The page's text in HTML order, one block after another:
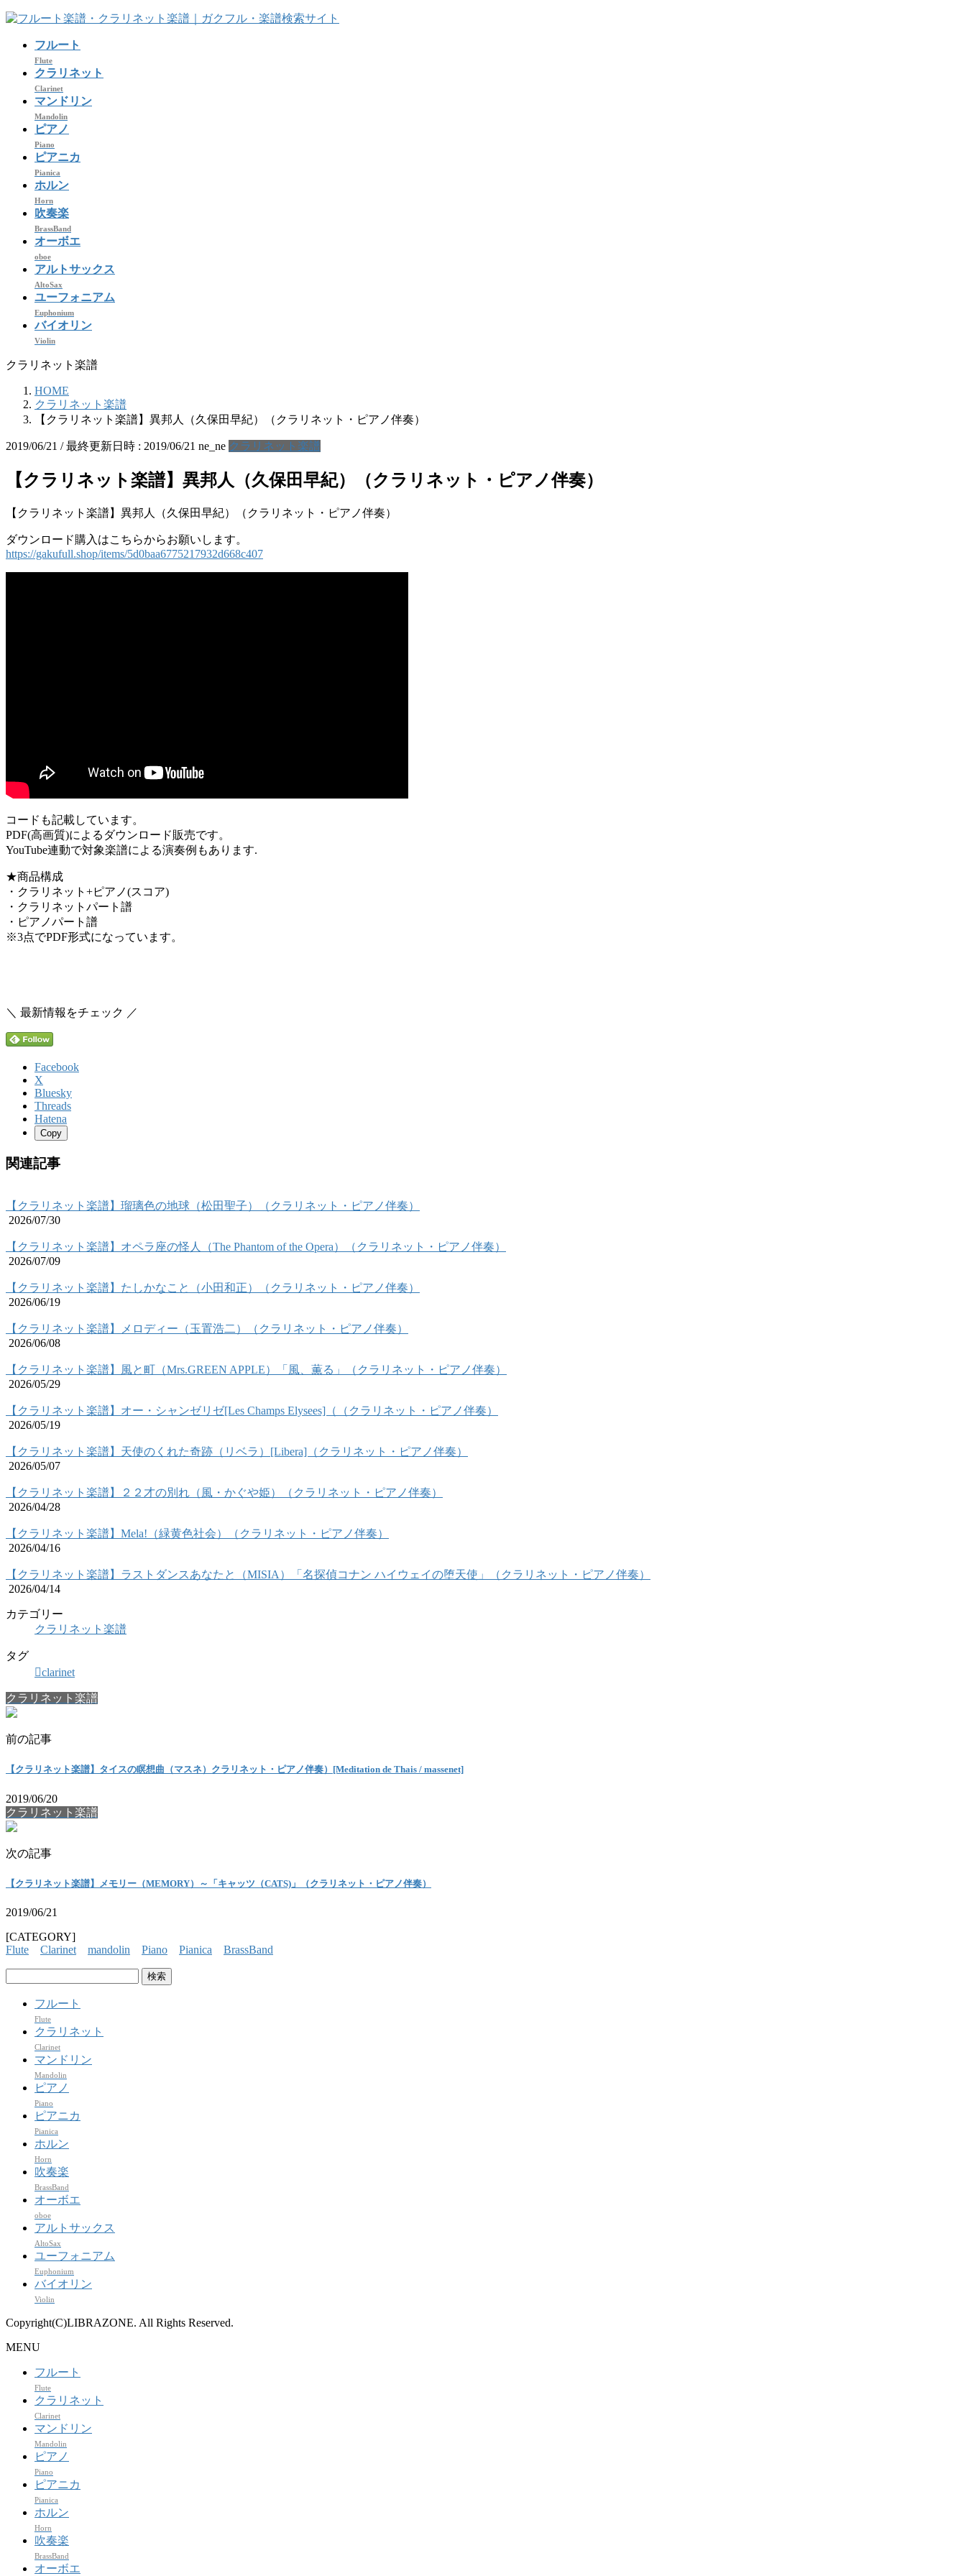
コ
ナ
フルート
Flute
クラリネット
Clarinet
マンドリン
Mandolin
ピアノ
Piano
ピアニカ
Pianica
ホルン
Horn
吹奏楽
BrassBand
オーボエ
oboe
アルトサックス
AltoSax
ユーフォニアム
Euphonium
バイオリン
Violin
クラリネット楽譜
HOME
クラリネット楽譜
【クラリネット楽譜】異邦人（久保田早紀）（クラリネット・ピアノ伴奏）
2019/06/21 / 最終更新日時 : 2019/06/21 ne_ne クラリネット楽譜
【クラリネット楽譜】異邦人（久保田早紀）（クラリネット・ピアノ伴奏）
【クラリネット楽譜】異邦人（久保田早紀）（クラリネット・ピアノ伴奏）
ダウンロード購入はこちらからお願いします。
https://gakufull.shop/items/5d0baa6775217932d668c407
コードも記載しています。
PDF(高画質)によるダウンロード販売です。
YouTube連動で対象楽譜による演奏例もあります.
★商品構成
・クラリネット+ピアノ(スコア)
・クラリネットパート譜
・ピアノパート譜
※3点でPDF形式になっています。
＼ 最新情報をチェック ／
Facebook
X
Bluesky
Threads
Hatena
Copy
関連記事
【クラリネット楽譜】瑠璃色の地球（松田聖子）（クラリネット・ピアノ伴奏）
2026/07/30
【クラリネット楽譜】オペラ座の怪人（The Phantom of the Opera）（クラリネット・ピアノ伴奏）
2026/07/09
【クラリネット楽譜】たしかなこと（小田和正）（クラリネット・ピアノ伴奏）
2026/06/19
【クラリネット楽譜】メロディー（玉置浩二）（クラリネット・ピアノ伴奏）
2026/06/08
【クラリネット楽譜】風と町（Mrs.GREEN APPLE）「風、薫る」（クラリネット・ピアノ伴奏）
2026/05/29
【クラリネット楽譜】オー・シャンゼリゼ[Les Champs Elysees]（（クラリネット・ピアノ伴奏）
2026/05/19
【クラリネット楽譜】天使のくれた奇跡（リベラ）[Libera]（クラリネット・ピアノ伴奏）
2026/05/07
【クラリネット楽譜】２２才の別れ（風・かぐや姫）（クラリネット・ピアノ伴奏）
2026/04/28
【クラリネット楽譜】Mela!（緑黄色社会）（クラリネット・ピアノ伴奏）
2026/04/16
【クラリネット楽譜】ラストダンスあなたと（MISIA）「名探偵コナン ハイウェイの堕天使」（クラリネット・ピアノ伴奏）
2026/04/14
カテゴリー
クラリネット楽譜
タグ
clarinet
クラリネット楽譜
前の記事
【クラリネット楽譜】タイスの瞑想曲（マスネ）クラリネット・ピアノ伴奏）[Meditation de Thais / massenet]
2019/06/20
クラリネット楽譜
次の記事
【クラリネット楽譜】メモリー（MEMORY）～「キャッツ（CATS)」（クラリネット・ピアノ伴奏）
2019/06/21
[CATEGORY]
Flute
Clarinet mandolin Piano Pianica
BrassBand
フルート
Flute
クラリネット
Clarinet
マンドリン
Mandolin
ピアノ
Piano
ピアニカ
Pianica
ホルン
Horn
吹奏楽
BrassBand
オーボエ
oboe
アルトサックス
AltoSax
ユーフォニアム
Euphonium
バイオリン
Violin
Copyright(C)LIBRAZONE. All Rights Reserved.
MENU
フルート
Flute
クラリネット
Clarinet
マンドリン
Mandolin
ピアノ
Piano
ピアニカ
Pianica
ホルン
Horn
吹奏楽
BrassBand
オーボエ